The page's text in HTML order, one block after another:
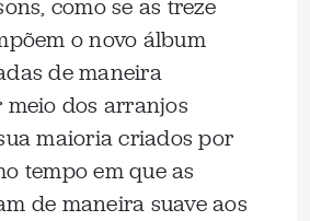
como se as treze
o novo álbum
de maneira
dos arranjos
maioria criados por
tempo em que as
de maneira suave aos